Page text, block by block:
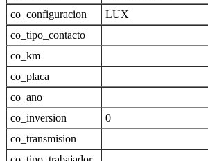
co_configuracion
LUX
co_tipo_contacto
co_km
co_placa
co_ano
co_inversion
0
co_transmision